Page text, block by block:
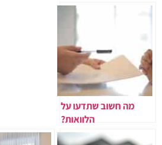
מה חשוב שתדעו על
הלוואות?